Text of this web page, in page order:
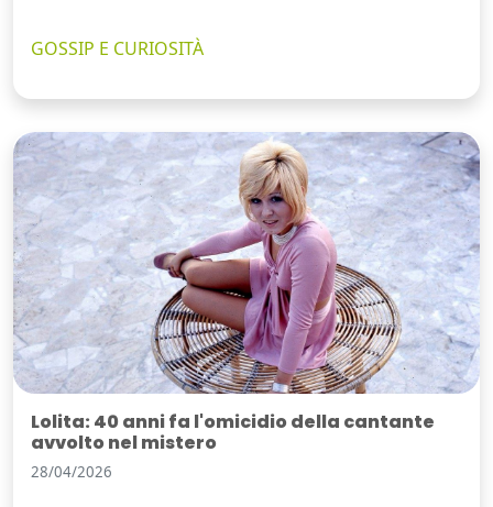
GOSSIP E CURIOSITÀ
Lolita: 40 anni fa l'omicidio della cantante
avvolto nel mistero
28/04/2026